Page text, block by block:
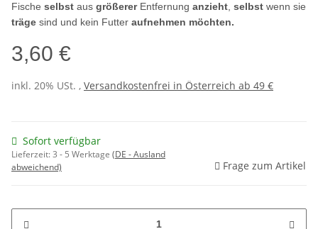
Fische selbst aus größererEntfernung anzieht, selbst wenn sie
träge sind und kein Futter aufnehmen möchten.
3,60 €
inkl. 20% USt. , Versandkostenfrei in Österreich ab 49 €
Sofort verfügbar
Lieferzeit:3 - 5 Werktage (DE - Ausland
abweichend)
Frage zum Artikel